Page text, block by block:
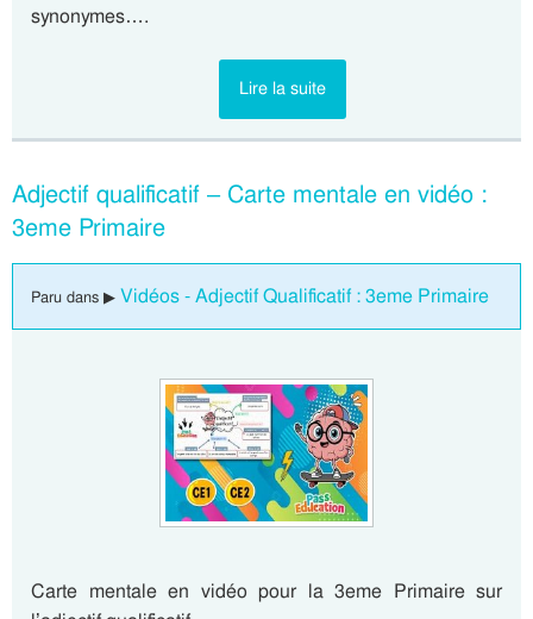
synonymes….
Lire la suite
Adjectif qualificatif – Carte mentale en vidéo :
3eme Primaire
Paru dans ▶ Vidéos - Adjectif Qualificatif : 3eme Primaire
Carte mentale en vidéo pour la 3eme Primaire sur